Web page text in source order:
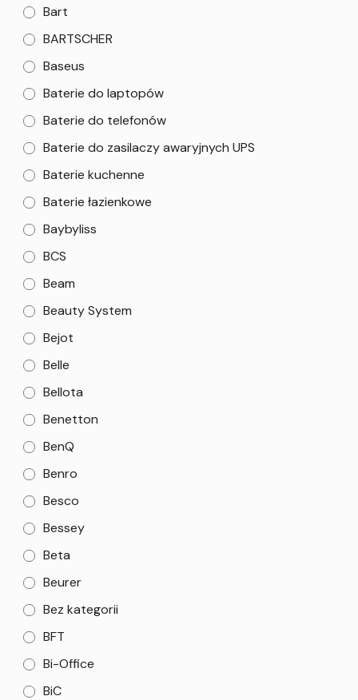
Bart
BARTSCHER
Baseus
Baterie do laptopów
Baterie do telefonów
Baterie do zasilaczy awaryjnych UPS
Baterie kuchenne
Baterie łazienkowe
Baybyliss
BCS
Beam
Beauty System
Bejot
Belle
Bellota
Benetton
BenQ
Benro
Besco
Bessey
Beta
Beurer
Bez kategorii
BFT
Bi-Office
BiC